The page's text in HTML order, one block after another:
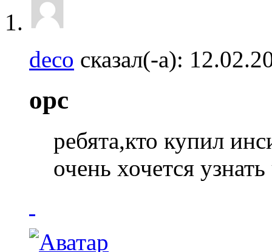
deco сказал(-а):
opc
ребята,кто купил
очень хочется